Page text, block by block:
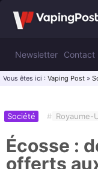
Newsletter Contact
Vous êtes ici : Vaping Post »
Société # Royaume-
Écosse :
offerts